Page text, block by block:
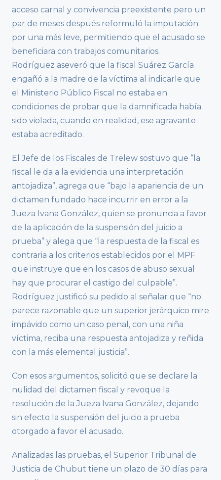
acceso carnal y convivencia preexistente pero un
par de meses después reformuló la imputación
por una más leve, permitiendo que el acusado se
beneficiara con trabajos comunitarios.
Rodríguez aseveró que la fiscal Suárez García
engañó a la madre de la víctima al indicarle que
el Ministerio Público Fiscal no estaba en
condiciones de probar que la damnificada había
sido violada, cuando en realidad, ese agravante
estaba acreditado.
El Jefe de los Fiscales de Trelew sostuvo que “la
fiscal le da a la evidencia una interpretación
antojadiza”, agrega que “bajo la apariencia de un
dictamen fundado hace incurrir en error a la
Jueza Ivana González, quien se pronuncia a favor
de la aplicación de la suspensión del juicio a
prueba” y alega que “la respuesta de la fiscal es
contraria a los criterios establecidos por el MPF
que instruye que en los casos de abuso sexual
hay que procurar el castigo del culpable”.
Rodríguez justificó su pedido al señalar que “no
parece razonable que un superior jerárquico mire
impávido como un caso penal, con una niña
víctima, reciba una respuesta antojadiza y reñida
con la más elemental justicia”.
Con esos argumentos, solicitó que se declare la
nulidad del dictamen fiscal y revoque la
resolución de la Jueza Ivana González, dejando
sin efecto la suspensión del juicio a prueba
otorgado a favor el acusado.
Analizadas las pruebas, el Superior Tribunal de
Justicia de Chubut tiene un plazo de 30 días para